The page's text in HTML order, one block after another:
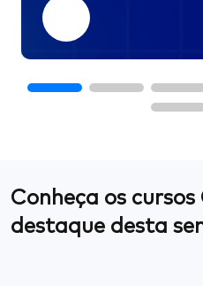
Conheça os cursos
destaque desta